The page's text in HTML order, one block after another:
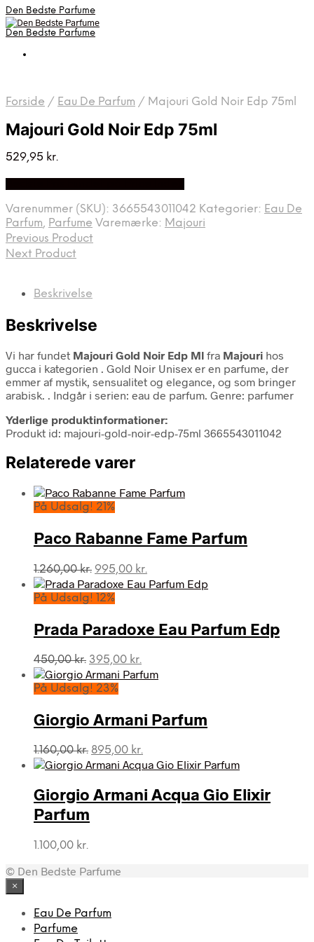
Den Bedste Parfume
Den Bedste Parfume
Forside / Eau De Parfum / Majouri Gold Noir Edp 75ml
Majouri Gold Noir Edp 75ml
529,95 kr.
Varenummer (SKU): 3665543011042 Kategorier: Eau De
Parfum, Parfume Varemærke: Majouri
Previous Product
Next Product
Beskrivelse
Beskrivelse
Vi har fundet Majouri Gold Noir Edp Ml fra Majouri hos
gucca i kategorien . Gold Noir Unisex er en parfume, der
emmer af mystik, sensualitet og elegance, og som bringer
arabisk. . Indgår i serien: eau de parfum. Genre: parfumer
Yderlige produktinformationer:
Produkt id: majouri-gold-noir-edp-75ml 3665543011042
Relaterede varer
På Udsalg! 21%
Paco Rabanne Fame Parfum
1.260,00kr. Den
oprindelige
pris
1.260,00 kr..
995,00 kr.
aktuelle
995,00 kr..
På Udsalg! 12%
Prada Paradoxe Eau Parfum Edp
450,00kr. Den
oprindelige
pris
450,00 kr..
395,00 kr.
aktuelle
395,00 kr..
På Udsalg! 23%
Giorgio Armani Parfum
1.160,00kr. Den
oprindelige
var:
1.160,00 kr..
895,00 kr.
aktuelle
er:
895,00 kr..
Giorgio Armani Acqua Gio Elixir
Parfum
1.100,00 kr.
© Den Bedste Parfume
×
Eau De Parfum
Parfume